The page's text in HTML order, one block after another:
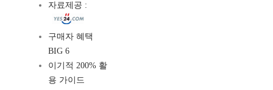
자료제공 :
구매자 혜택
BIG 6
이기적 200% 활
용 가이드